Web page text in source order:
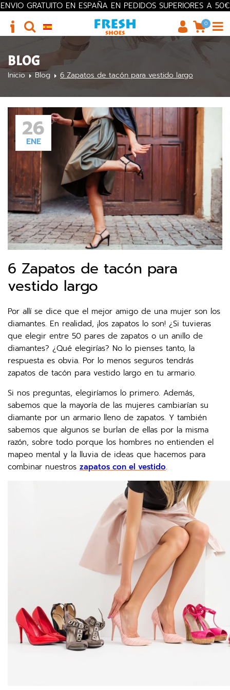
ENVIO GRATUITO EN ESPAÑA EN PEDIDOS SUPERIORES A 50€
0
BLOG
Inicio Blog 6 Zapatos de tacón para vestido largo
26
ENE
6 Zapatos de tacón para
vestido largo
Por allí se dice que el mejor amigo de una mujer son los
diamantes. En realidad, ¡los zapatos lo son! ¿Si tuvieras
que elegir entre 50 pares de zapatos o un anillo de
diamantes? ¿Qué elegirías? No lo pienses tanto, la
respuesta es obvia. Por lo menos seguros tendrás
zapatos de tacón para vestido largo en tu armario.
Si nos preguntas, elegiríamos lo primero. Además,
sabemos que la mayoría de las mujeres cambiarían su
diamante por un armario lleno de zapatos. Y también
sabemos que algunos se burlan de ellas por la misma
razón, sobre todo porque los hombres no entienden el
mapeo mental y la lluvia de ideas que hacemos para
combinar nuestros zapatos con el vestido.